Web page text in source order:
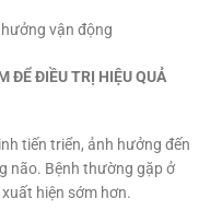
vận động
ĐỂ ĐIỀU TRỊ HIỆU QUẢ
tiến triển, ảnh hưởng đến
não. Bệnh thường gặp ở
hiện sớm hơn.